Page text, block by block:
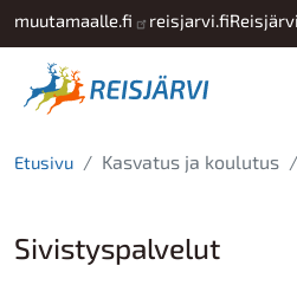
Hyppää pääsisältöön
muutamaalle.fi reisjarvi.fi
Etusivu Kasvatus ja koulutus
Sivistyspalvelut